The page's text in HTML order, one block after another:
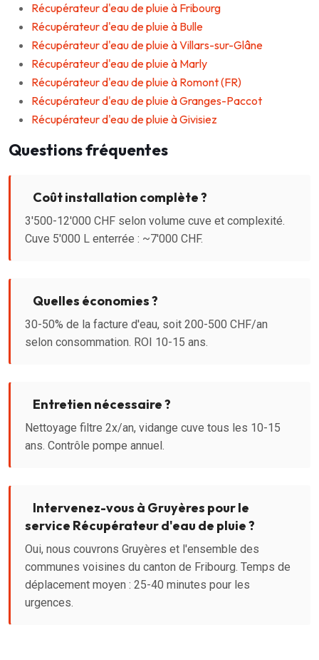
Récupérateur d'eau de pluie à Fribourg
Récupérateur d'eau de pluie à Bulle
Récupérateur d'eau de pluie à Villars-sur-Glâne
Récupérateur d'eau de pluie à Marly
Récupérateur d'eau de pluie à Romont (FR)
Récupérateur d'eau de pluie à Granges-Paccot
Récupérateur d'eau de pluie à Givisiez
Questions fréquentes
Coût installation complète ?
3'500-12'000 CHF selon volume cuve et complexité.
Cuve 5'000 L enterrée : ~7'000 CHF.
Quelles économies ?
30-50% de la facture d'eau, soit 200-500 CHF/an
selon consommation. ROI 10-15 ans.
Entretien nécessaire ?
Nettoyage filtre 2x/an, vidange cuve tous les 10-15
ans. Contrôle pompe annuel.
Intervenez-vous à Gruyères pour le
service Récupérateur d'eau de pluie ?
Oui, nous couvrons Gruyères et l'ensemble des
communes voisines du canton de Fribourg. Temps de
déplacement moyen : 25-40 minutes pour les
urgences.